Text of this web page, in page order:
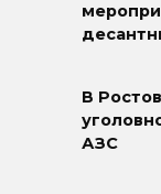
В
АЗС